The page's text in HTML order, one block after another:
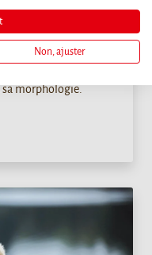
règle vous
sa morphologie.
Non, ajuster